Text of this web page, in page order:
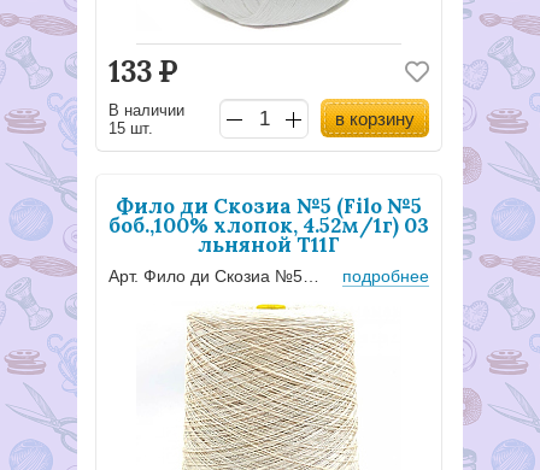
133Р
В наличии
15 шт.
в корзину
Фило ди Скозиа №5 (Filo №5
боб.,100% хлопок, 4.52м/1г) 03
льняной Т11Г
подробнее